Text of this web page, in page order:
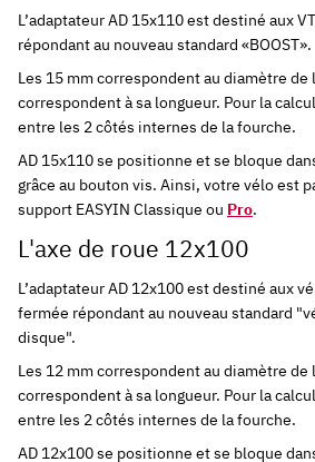
L’adaptateur AD 15x110 est destiné aux
répondant au nouveau standard «BOOST».
Les 15 mm correspondent au diamètre de
correspondent à sa longueur. Pour la
entre les 2 côtés internes de la fourche.
AD 15x110se positionne et se bloque
grâce au bouton vis. Ainsi, votre vélo est
support EASYIN Classique ou Pro.
L'axe de roue 12x100
L’adaptateur AD 12x100 est destiné aux
fermée répondant au nouveau standard
disque".
Les 12 mm correspondent au diamètre de
correspondent à sa longueur. Pour la
entre les 2 côtés internes de la fourche.
AD 12x100se positionne et se bloque